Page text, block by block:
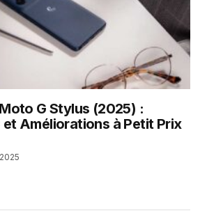
G Stylus (2025) :
et Améliorations à Petit Prix